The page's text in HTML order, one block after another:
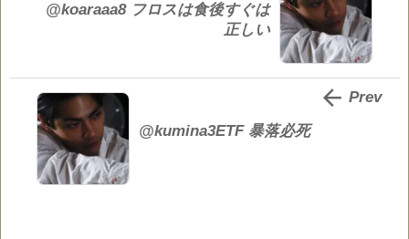
@koaraaa8 フロスは食後すぐは
正しい
@kumina3ETF 暴落必死
 Prev